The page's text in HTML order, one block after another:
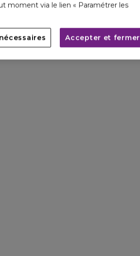
moment via le lien « Paramétrer les
Accepter et fermer